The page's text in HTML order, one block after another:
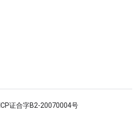
ICP证合字B2-20070004号